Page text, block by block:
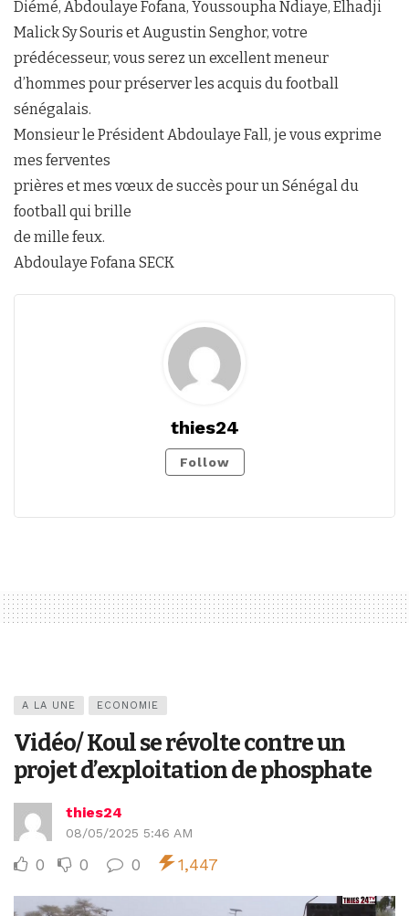
Diémé, Abdoulaye Fofana, Youssoupha Ndiaye, Elhadji
Malick Sy Souris et Augustin Senghor, votre
prédécesseur, vous serez un excellent meneur
d’hommes pour préserver les acquis du football
sénégalais.
Monsieur le Président Abdoulaye Fall, je vous exprime
mes ferventes
prières et mes vœux de succès pour un Sénégal du
football qui brille
de mille feux.
Abdoulaye Fofana SECK
thies24
Follow
A LA UNE ECONOMIE
Vidéo/ Koul se révolte contre un
projet d’exploitation de phosphate
thies24
08/05/2025 5:46 AM
0 0 0 1,447